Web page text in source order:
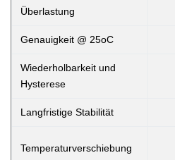
Überlastung
Genauigkeit @ 25oC
Wiederholbarkeit und
Hysterese
Langfristige Stabilität
Temperaturverschiebung